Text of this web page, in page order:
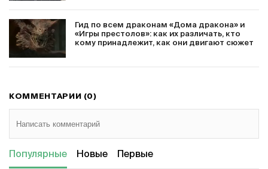
Гид по всем драконам «Дома дракона» и
«Игры престолов»: как их различать, кто
кому принадлежит, как они двигают сюжет
КОММЕНТАРИИ (0)
Популярные Новые Первые